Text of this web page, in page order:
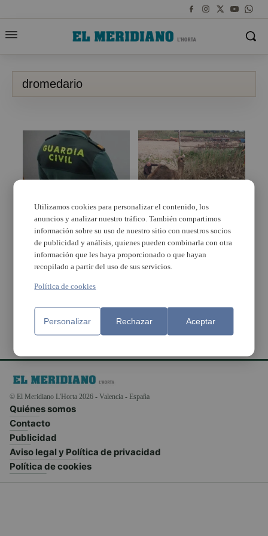
dromedario
La Guardia Civil
investiga el
fallecimiento de un
joven que sufrió un
accidente mortal
mientras montaba en
un dromedario en
Rescate a un
dromedario en Alfafar
© El Meridiano L'Horta 2026 - Valencia - España
Quiénes somos
Contacto
Publicidad
Aviso legal y Política de privacidad
Política de cookies
Utilizamos cookies para personalizar el contenido, los
anuncios y analizar nuestro tráfico. También compartimos
información sobre su uso de nuestro sitio con nuestros socios
de publicidad y análisis, quienes pueden combinarla con otra
información que les haya proporcionado o que hayan
recopilado a partir del uso de sus servicios.
Política de cookies
Personalizar Rechazar Aceptar